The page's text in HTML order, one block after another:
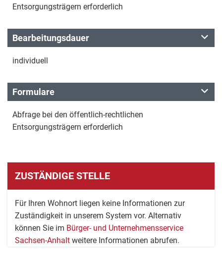
Entsorgungsträgern erforderlich
Bearbeitungsdauer
individuell
Formulare
Abfrage bei den öffentlich-rechtlichen
Entsorgungsträgern erforderlich
ZUSTÄNDIGE STELLE
Für Ihren Wohnort liegen keine Informationen zur
Zuständigkeit in unserem System vor. Alternativ
können Sie im Bürger- und Unternehmensservice
Sachsen-Anhalt weitere Informationen abrufen.